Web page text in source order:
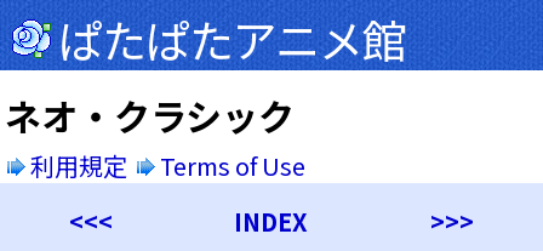
ぱたぱたアニメ館
ネオ・クラシック
利用規定
Terms of Use
<<<
INDEX >>>